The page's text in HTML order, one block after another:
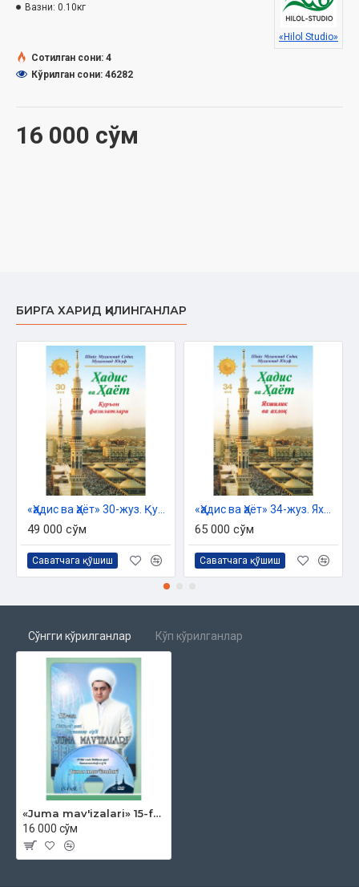
16 000 сўм
Вазни: 0.10кг
«Hilol Studio»
Сотилган сони: 4
Кўрилган сони: 46282
БИРГА ХАРИД ҚИЛИНГАНЛАР
49 000 сўм
Саватчага қўшиш
65 000 сўм
Саватчага қўшиш
Сўнгги кўрилганлар Кўп кўрилганлар
«Juma mav'izalari» 15-fasl (DVD)
16 000 сўм